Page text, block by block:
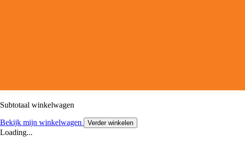
Subtotaal winkelwagen
Bekijk mijn winkelwagen Verder winkelen
Loading...